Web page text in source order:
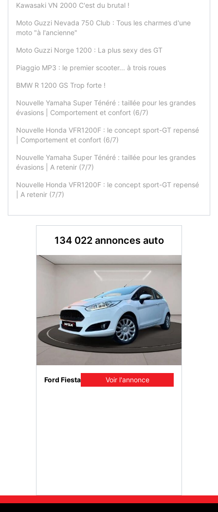
Kawasaki VN 2000 C'est du brutal !
Moto Guzzi Nevada 750 Club : Tous les charmes d'une
moto "à l'ancienne"
Moto Guzzi Norge 1200 : La plus sexy des GT
Piaggio MP3 : le premier scooter... à trois roues
BMW R 1200 GS Trop forte !
Nouvelle Yamaha Super Ténéré : taillée pour les grandes
évasions | Comportement et confort (6/7)
Nouvelle Honda VFR1200F : le concept sport-GT repensé
| Comportement et confort (6/7)
Nouvelle Yamaha Super Ténéré : taillée pour les grandes
évasions | A retenir (7/7)
Nouvelle Honda VFR1200F : le concept sport-GT repensé
| A retenir (7/7)
134 022 annonces auto
Ford Fiesta Voir l'annonce